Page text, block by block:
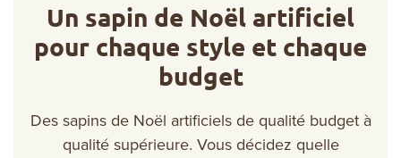
Un sapin de Noël artificiel
pour chaque style et chaque
budget
Des sapins de Noël artificiels de qualité budget à
qualité supérieure. Vous décidez quelle